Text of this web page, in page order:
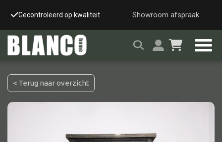
op kwaliteit Snelle & veilige levering
Showroom afspraak
< Terug naar overzicht